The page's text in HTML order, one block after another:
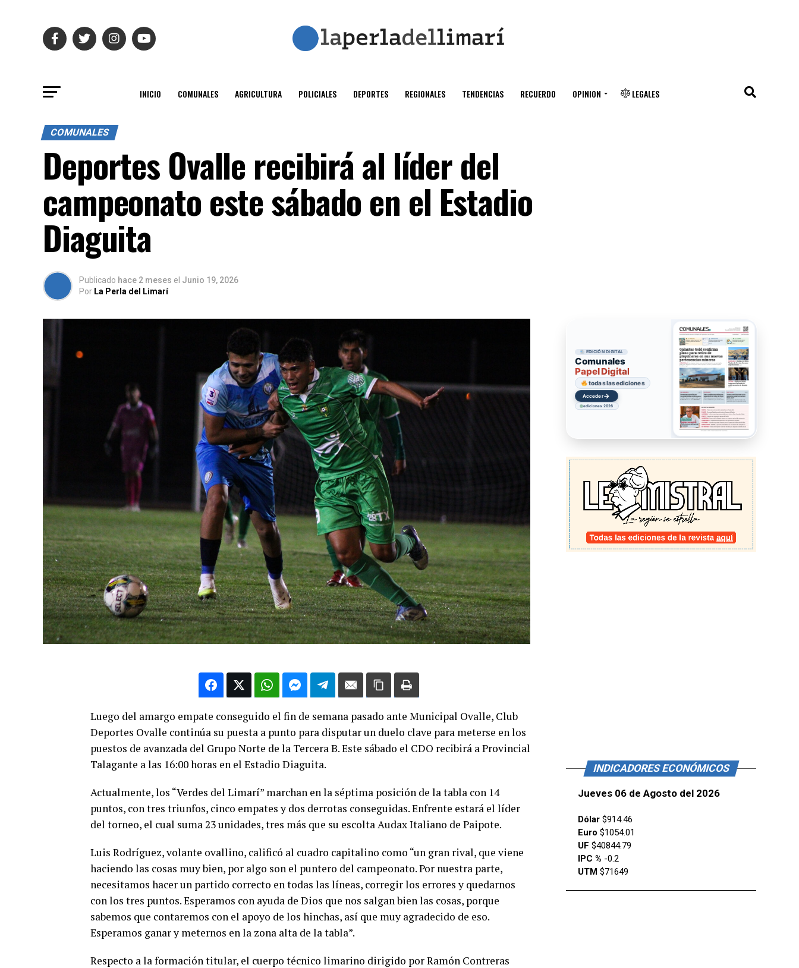
INICIO COMUNALES AGRICULTURA POLICIALES DEPORTES REGIONALES TENDENCIAS RECUERDO OPINION LEGALES
COMUNALES
Deportes Ovalle recibirá al líder del
campeonato este sábado en el Estadio
Diaguita
Publicado hace 2 meses el Junio 19, 2026
Por La Perla del Limarí
Luego del amargo empate conseguido el fin de semana pasado ante Municipal Ovalle, Club
Deportes Ovalle continúa su puesta a punto para disputar un duelo clave para meterse en los
puestos de avanzada del Grupo Norte de la Tercera B. Este sábado el CDO recibirá a Provincial
Talagante a las 16:00 horas en el Estadio Diaguita.
Actualmente, los “Verdes del Limarí” marchan en la séptima posición de la tabla con 14
puntos, con tres triunfos, cinco empates y dos derrotas conseguidas. Enfrente estará el líder
del torneo, el cual suma 23 unidades, tres más que su escolta Audax Italiano de Paipote.
Luis Rodríguez, volante ovallino, calificó al cuadro capitalino como “un gran rival, que viene
haciendo las cosas muy bien, por algo son el puntero del campeonato. Por nuestra parte,
necesitamos hacer un partido correcto en todas las líneas, corregir los errores y quedarnos
con los tres puntos. Esperamos con ayuda de Dios que nos salgan bien las cosas, porque
sabemos que contaremos con el apoyo de los hinchas, así que muy agradecido de eso.
Esperamos ganar y meternos en la zona alta de la tabla”.
Respecto a la formación titular, el cuerpo técnico limarino dirigido por Ramón Contreras
EDICIÓN DIGITAL
Comunales
Papel Digital
todas las ediciones
Acceder→
ediciones 2026
INDICADORES ECONÓMICOS
Jueves 06 de Agosto del 2026
Dólar $914.46
Euro $1054.01
UF $40844.79
IPC % -0.2
UTM $71649